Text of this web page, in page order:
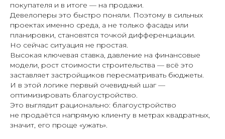
покупателя и в итоге — на продажи.
Девелоперы это быстро поняли. Поэтому в сильных
проектах именно среда, а не только фасады или
планировки, становятся точкой дифференциации.
Но сейчас ситуация не простая.
Высокая ключевая ставка, давление на финансовые
модели, рост стоимости строительства — всё это
заставляет застройщиков пересматривать бюджеты.
И в этой логике первый очевидный шаг —
оптимизировать благоустройство.
Это выглядит рационально: благоустройство
не продаётся напрямую клиенту в метрах квадратных,
значит, его проще «ужать».